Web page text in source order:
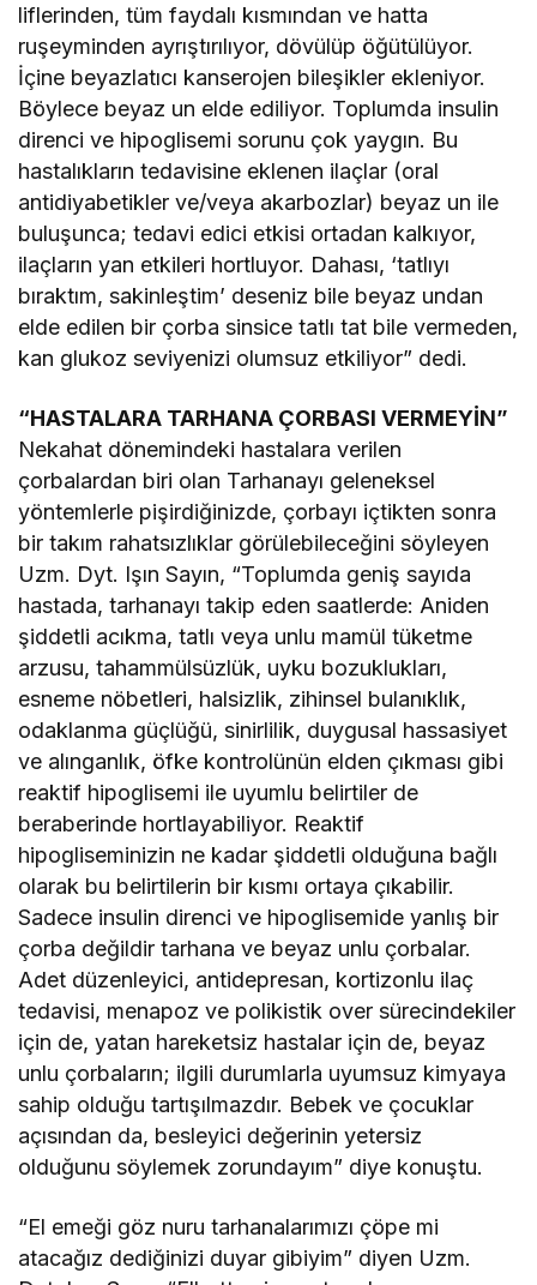
liflerinden, tüm faydalı kısmından ve hatta
ruşeyminden ayrıştırılıyor, dövülüp öğütülüyor.
İçine beyazlatıcı kanserojen bileşikler ekleniyor.
Böylece beyaz un elde ediliyor. Toplumda insulin
direnci ve hipoglisemi sorunu çok yaygın. Bu
hastalıkların tedavisine eklenen ilaçlar (oral
antidiyabetikler ve/veya akarbozlar) beyaz un ile
buluşunca; tedavi edici etkisi ortadan kalkıyor,
ilaçların yan etkileri hortluyor. Dahası, ‘tatlıyı
bıraktım, sakinleştim’ deseniz bile beyaz undan
elde edilen bir çorba sinsice tatlı tat bile vermeden,
kan glukoz seviyenizi olumsuz etkiliyor” dedi.
“HASTALARA TARHANA ÇORBASI VERMEYİN”
Nekahat dönemindeki hastalara verilen
çorbalardan biri olan Tarhanayı geleneksel
yöntemlerle pişirdiğinizde, çorbayı içtikten sonra
bir takım rahatsızlıklar görülebileceğini söyleyen
Uzm. Dyt. Işın Sayın, “Toplumda geniş sayıda
hastada, tarhanayı takip eden saatlerde: Aniden
şiddetli acıkma, tatlı veya unlu mamül tüketme
arzusu, tahammülsüzlük, uyku bozuklukları,
esneme nöbetleri, halsizlik, zihinsel bulanıklık,
odaklanma güçlüğü, sinirlilik, duygusal hassasiyet
ve alınganlık, öfke kontrolünün elden çıkması gibi
reaktif hipoglisemi ile uyumlu belirtiler de
beraberinde hortlayabiliyor. Reaktif
hipogliseminizin ne kadar şiddetli olduğuna bağlı
olarak bu belirtilerin bir kısmı ortaya çıkabilir.
Sadece insulin direnci ve hipoglisemide yanlış bir
çorba değildir tarhana ve beyaz unlu çorbalar.
Adet düzenleyici, antidepresan, kortizonlu ilaç
tedavisi, menapoz ve polikistik over sürecindekiler
için de, yatan hareketsiz hastalar için de, beyaz
unlu çorbaların; ilgili durumlarla uyumsuz kimyaya
sahip olduğu tartışılmazdır. Bebek ve çocuklar
açısından da, besleyici değerinin yetersiz
olduğunu söylemek zorundayım” diye konuştu.
“El emeği göz nuru tarhanalarımızı çöpe mi
atacağız dediğinizi duyar gibiyim” diyen Uzm.